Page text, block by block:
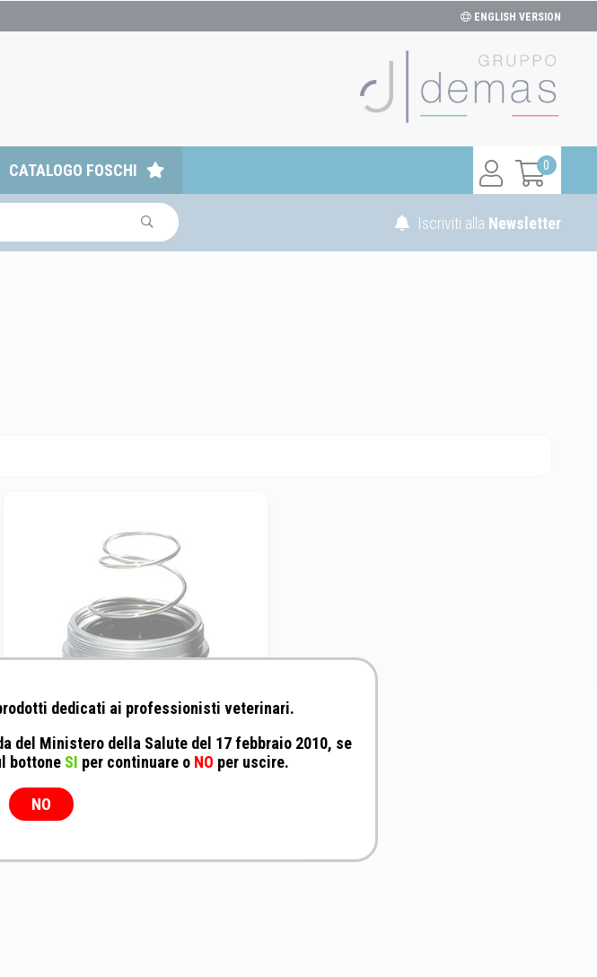
ENGLISH VERSION
0
CATALOGO FOSCHI
Iscriviti alla Newsletter
Heine - Base-Chiusura per Manico
Laringoscopio a Batterie F.O. Standard
dedicati ai professionisti veterinari.
del Ministero della Salute del 17 febbraio 2010, se
bottone SI per continuare o NO per uscire.
NO